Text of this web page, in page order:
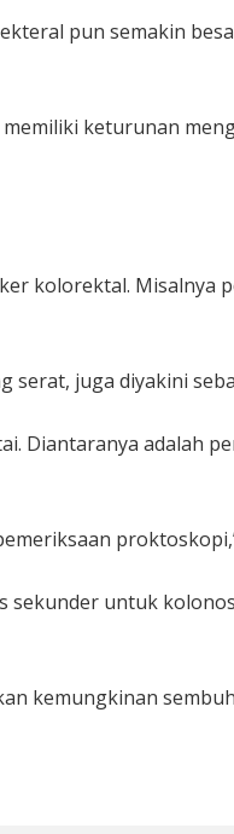
pun semakin
keturunan
kolorektal. Misalnya
juga diyakini
adalah
untuk
kemungkinan